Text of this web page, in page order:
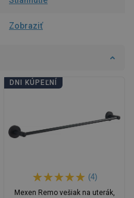
Zobraziť
DNI KÚPEĽNÍ
(4)
Mexen Remo vešiak na uterák,